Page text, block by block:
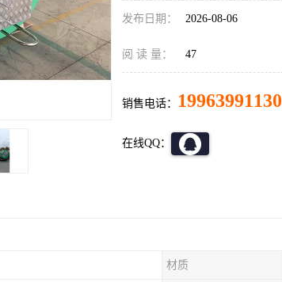
发布日期： 2026-08-06
阅 读 量： 47
销售电话： 19963991130
在线QQ：
材质